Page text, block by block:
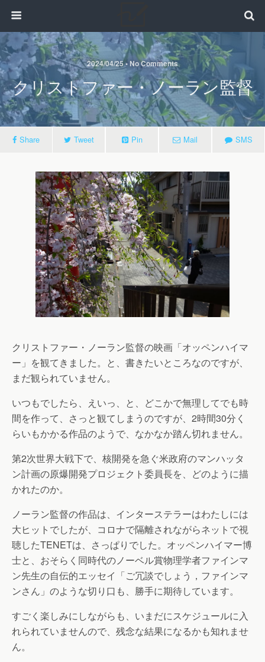
2024/04/25 • No Comments
クリストファー・ノーラン監督
Share Tweet Pin Mail SMS
クリストファー・ノーラン監督の映画「オッペンハイマ
ー」を観てきました。と、書きたいところなのですが、
まだ観られていません。
いつもでしたら、えいっ、と、どこかで無理してでも時
間を作って、さっと観てしまうのですが、2時間30分く
らいもかかる作品のようで、なかなか踏ん切れません。
第2次世界大戦下で、核開発を急ぐ米政府のマンハッタ
ン計画の原爆開発プロジェクト委員長を、どのように描
かれたのか。
ノーラン監督の作品は、インターステラーはわたしには
大ヒットでしたが、コロナで隔離されながらネットで視
聴したTENETは、さっぱりでした。オッペンハイマー博
士と、おそらく同時代のノーベル賞物理学者ファインマ
ン先生の自伝的エッセイ「ご冗談でしょう，ファインマ
ンさん」のような切り口も、勝手に期待しています。
すごく楽しみにしながらも、いまだにスケジュールに入
れられていませんので、残念な結果になるかも知れませ
ん。